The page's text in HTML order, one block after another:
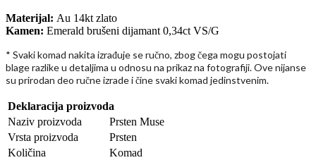
Materijal: Au 14kt zlato
Kamen: Emerald brušeni dijamant 0,34ct VS/G
* Svaki komad nakita izrađuje se ručno, zbog čega mogu postojati
blage razlike u detaljima u odnosu na prikaz na fotografiji. Ove nijanse
su prirodan deo ručne izrade i čine svaki komad jedinstvenim.
Deklaracija proizvoda
Naziv proizvoda
Prsten Muse
Vrsta proizvoda
Prsten
Količina
Komad